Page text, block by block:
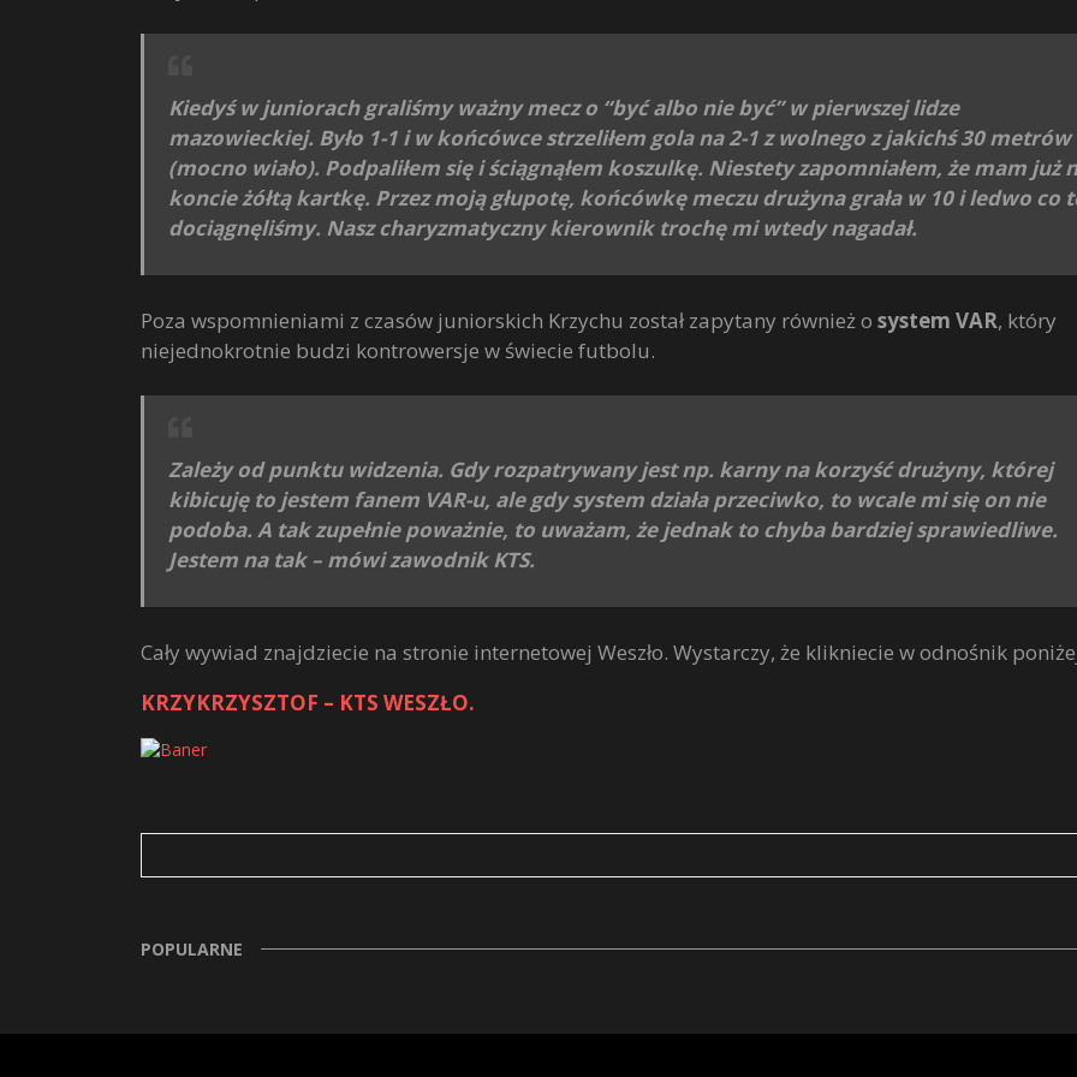
Kiedyś w juniorach graliśmy ważny mecz o “być albo nie być” w pierwszej lidze
mazowieckiej. Było 1-1 i w końcówce strzeliłem gola na 2-1 z wolnego z jakichś 30 metrów
(mocno wiało). Podpaliłem się i ściągnąłem koszulkę. Niestety zapomniałem, że mam już
koncie żółtą kartkę. Przez moją głupotę, końcówkę meczu drużyna grała w 10 i ledwo co
dociągnęliśmy. Nasz charyzmatyczny kierownik trochę mi wtedy nagadał.
Poza wspomnieniami z czasów juniorskich Krzychu został zapytany również o system VAR, który
niejednokrotnie budzi kontrowersje w świecie futbolu.
Zależy od punktu widzenia. Gdy rozpatrywany jest np. karny na korzyść drużyny, której
kibicuję to jestem fanem VAR-u, ale gdy system działa przeciwko, to wcale mi się on nie
podoba. A tak zupełnie poważnie, to uważam, że jednak to chyba bardziej sprawiedliwe.
Jestem na tak – mówi zawodnik KTS.
Cały wywiad znajdziecie na stronie internetowej Weszło. Wystarczy, że klikniecie w odnośnik
KRZYKRZYSZTOF – KTS WESZŁO.
POPULARNE